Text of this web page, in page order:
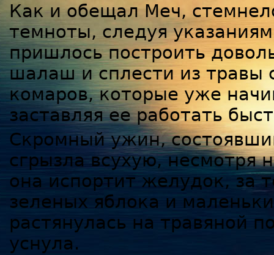
Как и обещал Меч,
темноты, следуя
пришлось построить
шалаш и сплести из травы
комаров, которые уже
заставляя ее работать
Скромный ужин,
сгрызла всухую, несмотря
она испортит желудок, за
зеленых яблока и
растянулась на травяной
уснула.